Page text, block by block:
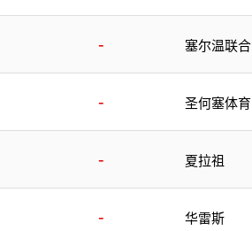
- 塞尔温联合
- 圣何塞体育
- 夏拉祖
- 华雷斯